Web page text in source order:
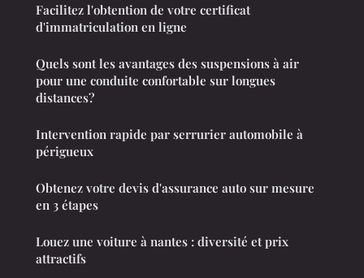
Facilitez l'obtention de votre certificat
d'immatriculation en ligne
Quels sont les avantages des suspensions à air
pour une conduite confortable sur longues
distances?
Intervention rapide par serrurier automobile à
périgueux
Obtenez votre devis d'assurance auto sur mesure
en 3 étapes
Louez une voiture à nantes : diversité et prix
attractifs